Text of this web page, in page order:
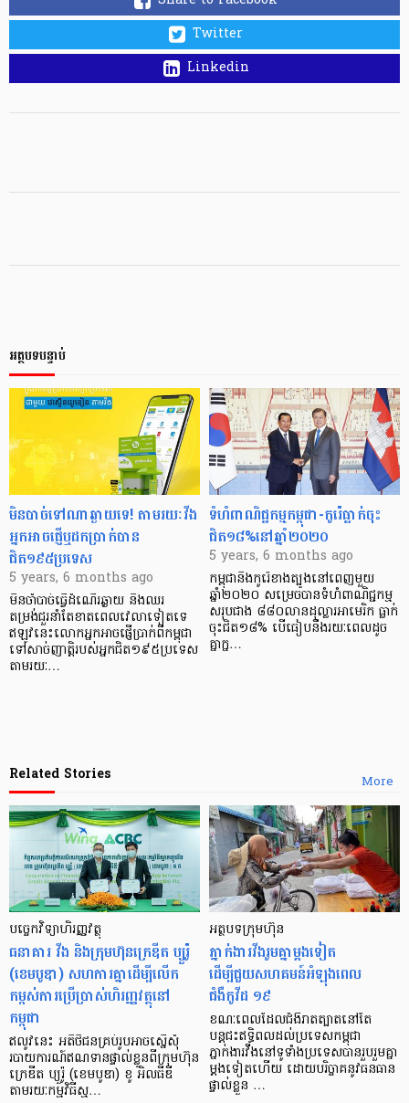
Twitter
Linkedin
អត្ថបទបន្ទាប់
មិនបាច់ទៅណាឆ្ងាយទេ! តាមរយៈវីង
អ្នកអាចផ្ញើឬដកប្រាក់បាន
ជិត១៩៥ប្រទេស
5 years, 6 months ago
មិនចាំបាច់ធ្វើដំណើរឆ្ងាយ និងឈរ
តម្រង់ជួរនាំតែខាតពេលវេលាទៀតទេ
ឥឡូវនេះលោកអ្នកអាចផ្ញើប្រាក់ពីកម្ពុជា
ទៅសាច់ញាត្តិរបស់អ្នកជិត១៩៥ប្រទេស
តាមរយៈ…
ទំហំពាណិជ្ជកម្មកម្ពុជា-កូរ៉េធ្លាក់ចុះ
ជិត១៨%នៅឆ្នាំ២០២០
5 years, 6 months ago
កម្ពុជានិងកូរ៉េខាងត្បូងនៅពេញមួយ
ឆ្នាំ២០២០ សម្រេចបានទំហំពាណិជ្ជកម្ម
សរុបជាង ៨៨០លានដុល្លារអាមេរិក ធ្លាក់
ចុះជិត១៨% បើធៀបនឹងរយៈពេលដូច
គ្នាក្ន…
More
Related Stories
បច្ចេកវិទ្យា​ហិរញ្ញវត្ថុ​
ធនាគារ វីង និងក្រុមហ៊ុនក្រេឌីត ប្យួរ៉ូ
(ខេមបូឌា) សហការគ្នា​ដើម្បី​លើក​
កម្ពស់​ការប្រើប្រាស់​ហិរញ្ញវត្ថុ​នៅ
កម្ពុជា
ឥលូវនេះ អតិថិជន​គ្រប់រូប​អាច​ស្នើសុំ​
របាយការណ៍​ឥណទាន​ផ្ទាល់ខ្លួន​ពីក្រុមហ៊ុន​
ក្រេឌីត ប្យួរ៉ូ (ខេមបូឌា) ខូ អិលធីឌី
តាមរយៈ​កម្មវិធី​ស្ម…
អត្ថបទក្រុមហ៊ុន
ភ្នាក់ងារវីងរូមគ្នាម្តងទៀត
ដើម្បីជួយសហគមន៍អំឡុងពេល
ជំងឺកូវីដ ១៩
ខណៈពេលដែលជំងឺរាតត្បាតនៅតែ
បន្តជះឥទ្ធិពលដល់ប្រទេសកម្ពុជា
ភ្នាក់ងារវីងនៅទូទាំងប្រទេសបានរួបរួមគ្នា
ម្តងទៀតហើយ ដោយបរិច្ចាគនូវធនធាន
ផ្ទាល់ខ្លួន …